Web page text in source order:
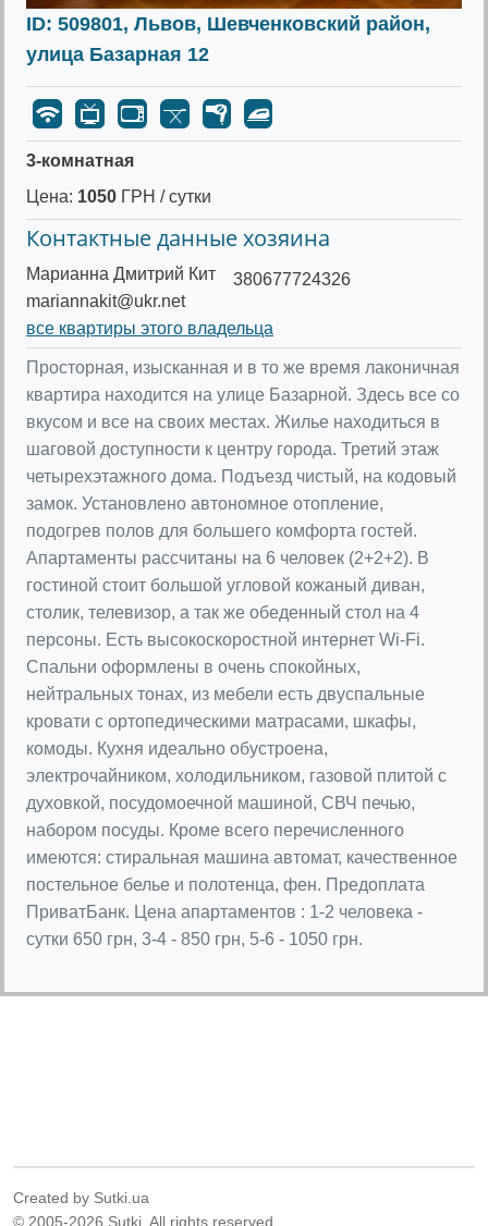
ID: 509801, Львов, Шевченковский район,
улица Базарная 12
3-комнатная
Цена: 1050 ГРН / сутки
Контактные данные хозяина
Марианна Дмитрий Кит
mariannakit@ukr.net
380677724326
все квартиры этого владельца
Просторная, изысканная и в то же время лаконичная
квартира находится на улице Базарной. Здесь все со
вкусом и все на своих местах. Жилье находиться в
шаговой доступности к центру города. Третий этаж
четырехэтажного дома. Подъезд чистый, на кодовый
замок. Установлено автономное отопление,
подогрев полов для большего комфорта гостей.
Апартаменты рассчитаны на 6 человек (2+2+2). В
гостиной стоит большой угловой кожаный диван,
столик, телевизор, а так же обеденный стол на 4
персоны. Есть высокоскоростной интернет Wi-Fi.
Спальни оформлены в очень спокойных,
нейтральных тонах, из мебели есть двуспальные
кровати с ортопедическими матрасами, шкафы,
комоды. Кухня идеально обустроена,
электрочайником, холодильником, газовой плитой с
духовкой, посудомоечной машиной, СВЧ печью,
набором посуды. Кроме всего перечисленного
имеются: стиральная машина автомат, качественное
постельное белье и полотенца, фен. Предоплата
ПриватБанк. Цена апартаментов : 1-2 человека -
сутки 650 грн, 3-4 - 850 грн, 5-6 - 1050 грн.
Created by Sutki.ua
© 2005-2026 Sutki. All rights reserved.